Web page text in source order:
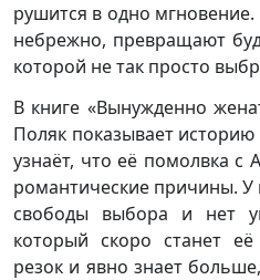
рушится в одно
небрежно, превращают
которой не так просто
В книге «Вынужденно
Поляк показывает
узнаёт, что её помолвка
романтические причины. У
свободы выбора и нет
который скоро станет
резок и явно знает